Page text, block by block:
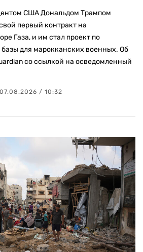
США Дональдом Трампом
первый контракт на
Газа, и им стал проект по
для марокканских военных. Об
со ссылкой на осведомленный
07.08.2026 / 10:32